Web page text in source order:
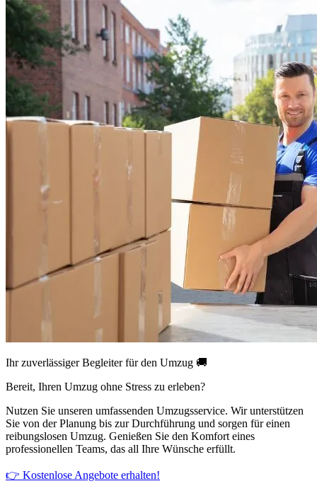
Ihr zuverlässiger Begleiter für den Umzug 🚚
Bereit, Ihren Umzug ohne Stress zu erleben?
Nutzen Sie unseren umfassenden Umzugsservice. Wir unterstützen
Sie von der Planung bis zur Durchführung und sorgen für einen
reibungslosen Umzug. Genießen Sie den Komfort eines
professionellen Teams, das all Ihre Wünsche erfüllt.
👉 Kostenlose Angebote erhalten!